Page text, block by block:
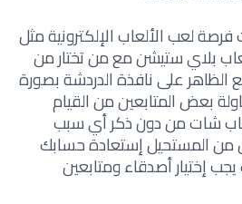
لعب الألعاب الإلكترونية مثل
بلاي ستيشن مع من تختار من
الظاهر على نافذة الدردشة بصورة
بعض المتابعين من القيام
شات من دون ذكر أي سبب
من المستحيل إستعادة حسابك
إختيار أصدقاء ومتابعين